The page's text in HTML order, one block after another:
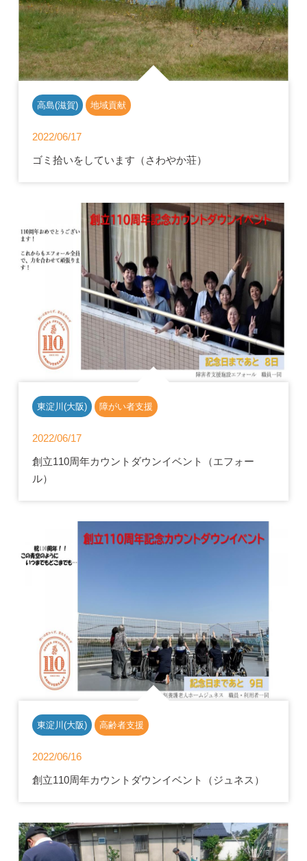
高島(滋賀) 地域貢献
2022/06/17
ゴミ拾いをしています（さわやか荘）
東淀川(大阪) 障がい者支援
2022/06/17
創立110周年カウントダウンイベント（エフォー
ル）
東淀川(大阪) 高齢者支援
2022/06/16
創立110周年カウントダウンイベント（ジュネス）